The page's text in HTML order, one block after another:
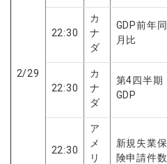
2/29
22:30
カ
ナ
ダ
GDP前年同
月比
22:30
カ
ナ
ダ
第4四半期
GDP
22:30
ア
メ
リ
新規失業保
険申請件数